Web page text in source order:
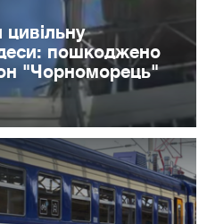
цивільну
пошкоджено
"Чорноморець"